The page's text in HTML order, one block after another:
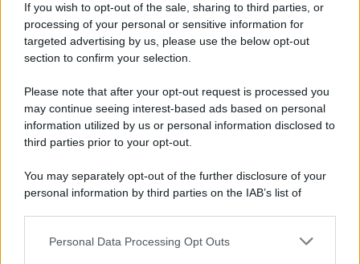
If you wish to opt-out of the sale, sharing to third parties, or
processing of your personal or sensitive information for
targeted advertising by us, please use the below opt-out
section to confirm your selection.
Please note that after your opt-out request is processed you
may continue seeing interest-based ads based on personal
information utilized by us or personal information disclosed to
third parties prior to your opt-out.
You may separately opt-out of the further disclosure of your
personal information by third parties on the IAB’s list of
This information may also be disclosed by us to third parties
Personal Data Processing Opt Outs
Hig Tech Mag
Scoop Mag
Lgbtqia News
Day Travel 365
Home Magazine 365
Cineverse Magazine
Francia